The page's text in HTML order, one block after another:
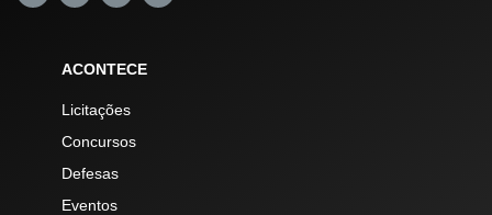
ACONTECE
Licitações
Concursos
Defesas
Eventos